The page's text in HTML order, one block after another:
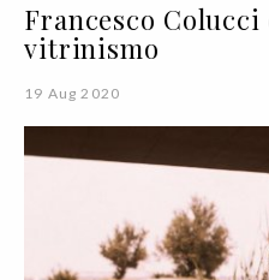
Francesco Colucci
vitrinismo
19 Aug 2020